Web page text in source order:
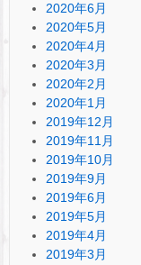
2020年6月
2020年5月
2020年4月
2020年3月
2020年2月
2020年1月
2019年12月
2019年11月
2019年10月
2019年9月
2019年6月
2019年5月
2019年4月
2019年3月